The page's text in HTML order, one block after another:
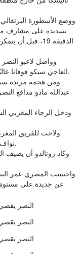
ووضع الأسطورة
تسديدة على مشارف
الدقيقة 19،
وواصل لاعبو
العاجي سيكو فوفانا عاليًا لعرضيه الغنام زميله، مسجلًا الهدف الثالث 38.
عبدالله مادو مدافع
ودخل الرجاء المغربي
ولاحت للفريق
نواف العقيدي حارس النصر تصدى لفرصتين متتاليتين.
وكاد رونالدو أن يضيف
عن جديدة على مستوى